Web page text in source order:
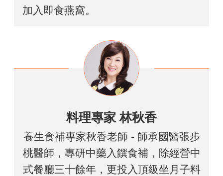
加入即食燕窩。
料理專家 林秋香
養生食補專家秋香老師 - 師承國醫張步
桃醫師，專研中藥入饌食補，除經營中
式餐廳三十餘年，更投入頂級坐月子料